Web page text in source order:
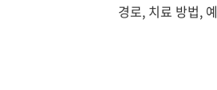
경로, 치료 방법,